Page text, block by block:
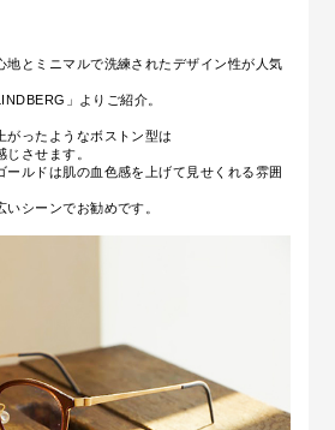
地とミニマルで洗練されたデザイン性が人気
」よりご紹介。
がったようなボストン型は
させます。
ールドは肌の血色感を上げて見せくれる雰囲
シーンでお勧めです。